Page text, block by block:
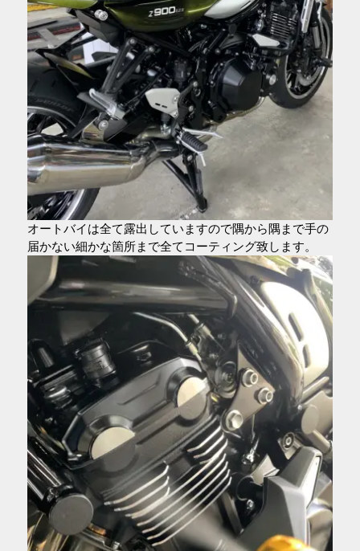
オートバイは全て露出していますので隅から隅まで手の
届かない細かな箇所まで全てコーティング致します。